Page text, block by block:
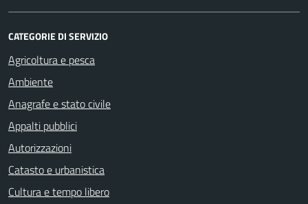
CATEGORIE DI SERVIZIO
Agricoltura e pesca
Ambiente
Anagrafe e stato civile
Appalti pubblici
Autorizzazioni
Catasto e urbanistica
Cultura e tempo libero